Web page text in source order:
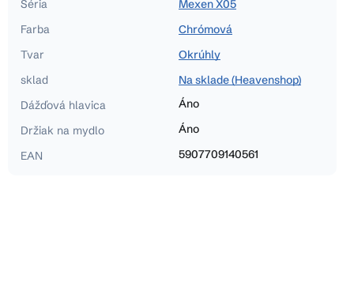
Séria
Mexen X05
Farba
Chrómová
Tvar
Okrúhly
sklad
Na sklade (Heavenshop)
Dážďová hlavica
Áno
Držiak na mydlo
Áno
EAN
5907709140561